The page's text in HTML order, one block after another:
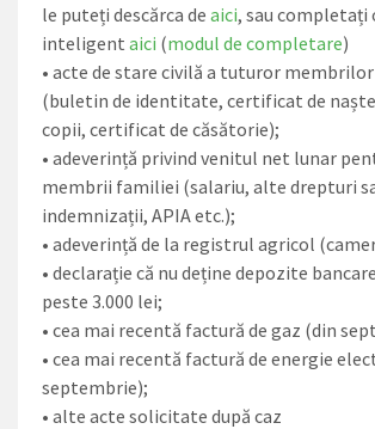
le puteți descărca de aici, sau completați
inteligent aici (modul de completare)
• acte de stare civilă a tuturor
(buletin de identitate, certificat de
copii, certificat de căsătorie);
• adeverință privind venitul net lunar
membrii familiei (salariu, alte drepturi
indemnizații, APIA etc.);
• adeverință de la registrul agricol
• declarație că nu deține depozite
peste 3.000 lei;
• cea mai recentă factură de gaz (din
• cea mai recentă factură de energie
septembrie);
• alte acte solicitate după caz